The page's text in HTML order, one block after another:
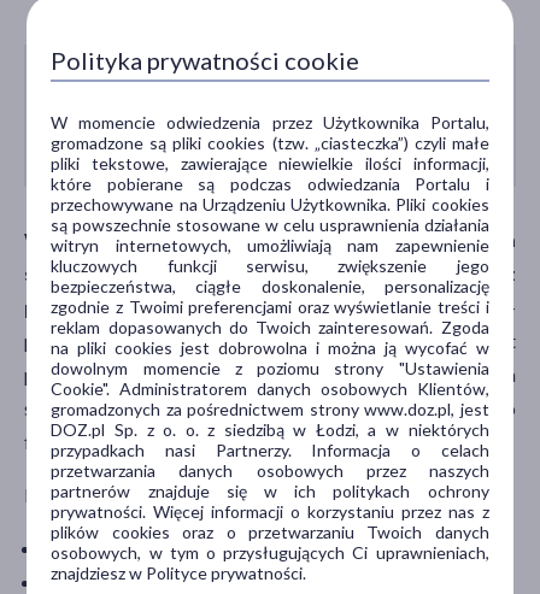
Oprócz badania jelit niezbędne jest TK klatki
piersiowej i brzucha celem wykrycia
potencjalnych przerzutów.
W przypadku nowotworu jelita grubego nie ma
swoistego markeru, który pomógłby w diagnozie z
próbek krwi.Badanie stężenia antygenu rakowo-
płodowego (CEA,carcino-embrional antigen) nie jest
przydatne w rozpoznawaniu raka okrężnicy ze względu na
swoją nieswoistość. To badanie jest zalecane tylko jako
forma kontroli po operacji i leczeniu tego typu nowotworu.
Raka okrężnicy należy różnicować z:
chorobą uchyłkową okrężnicy,
infekcyjnym i nieswoistym zapaleniem jelita grubego,
Polityka prywatności cookie
W momencie odwiedzenia przez Użytkownika Portalu,
gromadzone są pliki cookies (tzw. „ciasteczka”) czyli małe
pliki tekstowe, zawierające niewielkie ilości informacji,
które pobierane są podczas odwiedzania Portalu i
przechowywane na Urządzeniu Użytkownika. Pliki cookies
są powszechnie stosowane w celu usprawnienia działania
witryn internetowych, umożliwiają nam zapewnienie
kluczowych funkcji serwisu, zwiększenie jego
bezpieczeństwa, ciągłe doskonalenie, personalizację
zgodnie z Twoimi preferencjami oraz wyświetlanie treści i
reklam dopasowanych do Twoich zainteresowań. Zgoda
na pliki cookies jest dobrowolna i można ją wycofać w
dowolnym momencie z poziomu strony "Ustawienia
Cookie". Administratorem danych osobowych Klientów,
gromadzonych za pośrednictwem strony www.doz.pl, jest
DOZ.pl Sp. z o. o. z siedzibą w Łodzi, a w niektórych
przypadkach nasi Partnerzy. Informacja o celach
przetwarzania danych osobowych przez naszych
partnerów znajduje się w ich politykach ochrony
prywatności. Więcej informacji o korzystaniu przez nas z
plików cookies oraz o przetwarzaniu Twoich danych
osobowych, w tym o przysługujących Ci uprawnieniach,
znajdziesz w Polityce prywatności.